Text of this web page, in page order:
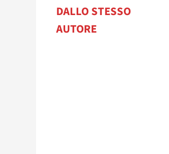
DALLO STESSO
AUTORE